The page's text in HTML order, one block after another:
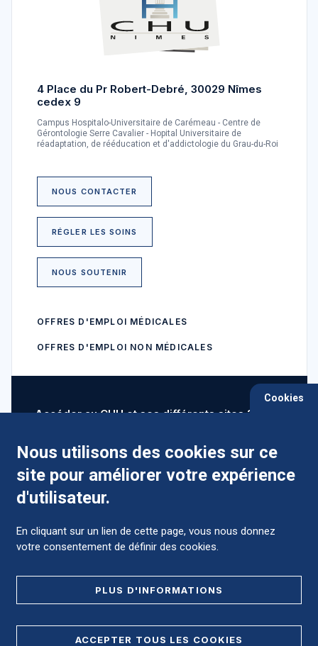
4 Place du Pr Robert-Debré, 30029 Nîmes
cedex 9
Campus Hospitalo-Universitaire de Carémeau - Centre de
Gérontologie Serre Cavalier - Hopital Universitaire de
réadaptation, de rééducation et d'addictologie du Grau-du-Roi
NOUS CONTACTER
RÉGLER LES SOINS
NOUS SOUTENIR
OFFRES D'EMPLOI MÉDICALES
OFFRES D'EMPLOI NON MÉDICALES
Accéder au CHU et ses différents sites ?
Comment préparer mon hospitalisation ?
Cookies
Nous utilisons des cookies sur ce
site pour améliorer votre expérience
d'utilisateur.
En cliquant sur un lien de cette page, vous nous donnez
votre consentement de définir des cookies.
PLUS D'INFORMATIONS
ACCEPTER TOUS LES COOKIES